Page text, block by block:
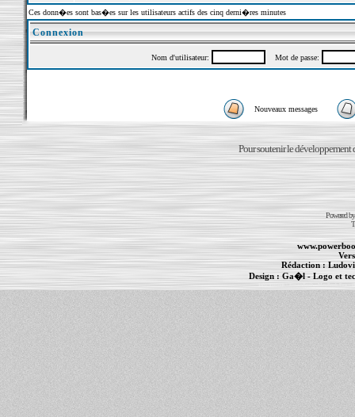
Ces donn�es sont bas�es sur les utilisateurs actifs des cinq derni�res minutes
Connexion
Nom d'utilisateur: Mot de passe:
Nouveaux messages
Pour soutenir le développement
Powered
Rédaction :
Design : Ga�l- Logo et